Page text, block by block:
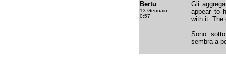
Bertu
13 Gennaio
0:57
Gli
appear to
with it. The
Sono
sembra a